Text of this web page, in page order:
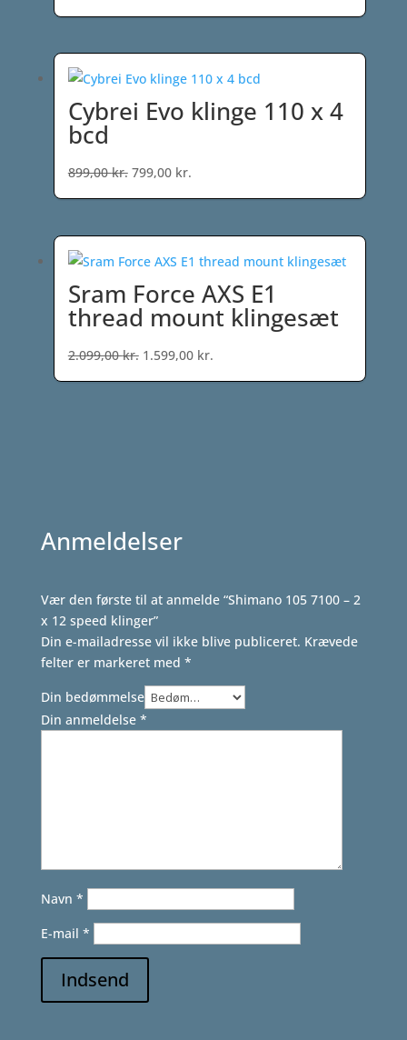
699,00 kr.
Cybrei Evo klinge 110 x 4
bcd
899,00kr. Den
oprindelige
899,00 kr..
799,00 kr.Den
aktuelle
799,00 kr..
Sram Force AXS E1
thread mount klingesæt
2.099,00kr. Den
oprindelige
1.599,00 kr.
aktuelle
Anmeldelser
Vær den første til at anmelde “Shimano 105 7100 – 2
x 12 speed klinger”
Din e-mailadresse vil ikke blive publiceret. Krævede
felter er markeret med *
Din bedømmelse
Din anmeldelse *
Navn *
E-mail *
Indsend